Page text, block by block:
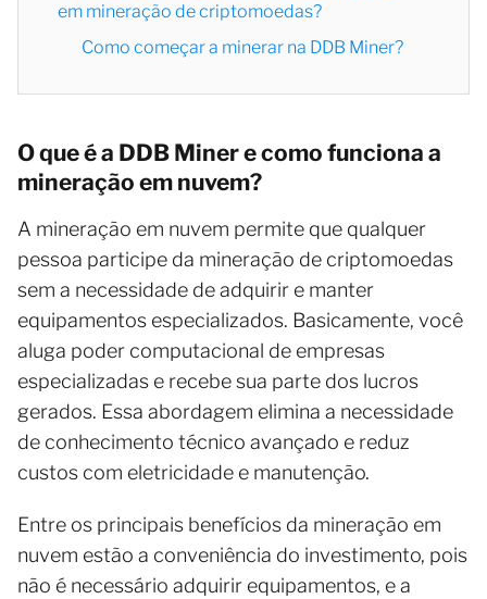
em mineração de criptomoedas?
Como começar a minerar na DDB Miner?
O que é a DDB Miner e como funciona a
mineração em nuvem?
A mineração em nuvem permite que qualquer
pessoa participe da mineração de criptomoedas
sem a necessidade de adquirir e manter
equipamentos especializados. Basicamente, você
aluga poder computacional de empresas
especializadas e recebe sua parte dos lucros
gerados. Essa abordagem elimina a necessidade
de conhecimento técnico avançado e reduz
custos com eletricidade e manutenção.
Entre os principais benefícios da mineração em
nuvem estão a conveniência do investimento, pois
não é necessário adquirir equipamentos, e a